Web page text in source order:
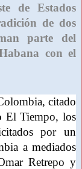
de Estados
de dos
parte del
con el
citado
El Tiempo, los
por un
a mediados
Retrepo y